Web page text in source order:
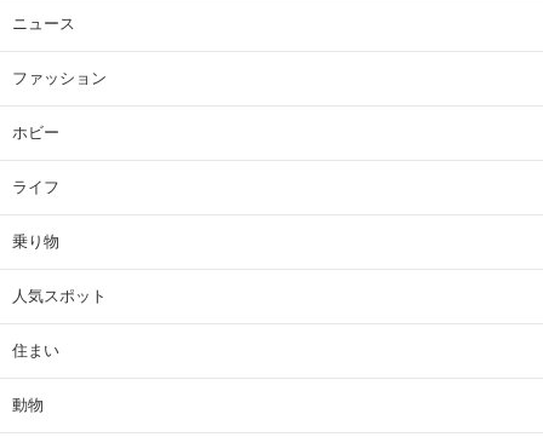
ニュース
ファッション
ホビー
ライフ
乗り物
人気スポット
住まい
動物